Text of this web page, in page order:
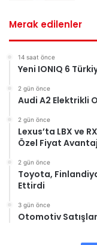
Merak edilenler
14 saat önce
Yeni IONIQ 6
2 gün önce
Audi A2 Elektrikli
2 gün önce
Lexus’ta LBX ve
Özel Fiyat
2 gün önce
Toyota,
Ettirdi
3 gün önce
Otomotiv